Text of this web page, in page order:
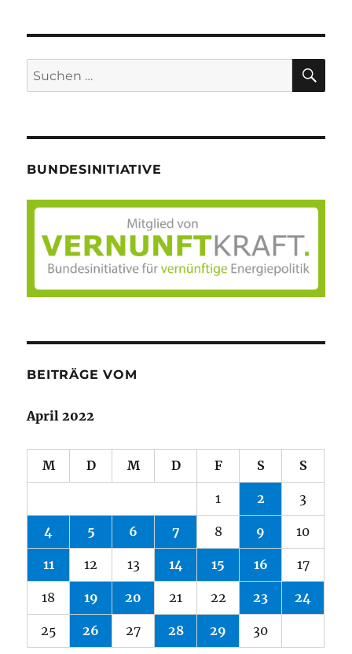
Suche
nach:
BUNDESINITIATIVE
BEITRÄGE VOM
April 2022
M D M D F S S
1 2 3
4 5 6 7 8 9 10
11 12 13 14 15 16 17
18 19 20 21 22 23 24
25 26 27 28 29 30